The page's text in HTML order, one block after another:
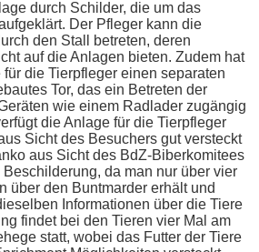
durch Schilder, die um das
Der Pfleger kann die
den Stall betreten, deren
auf die Anlagen bieten. Zudem hat
die Tierpfleger einen separaten
Tor, das ein Betreten der
wie einem Radlader zugängig
die Anlage für die Tierpfleger
Sicht des Besuchers gut versteckt
aus Sicht des BdZ-Biberkomitees
da man nur über vier
über den Buntmarder erhält und
Informationen über die Tiere
findet bei den Tieren vier Mal am
statt, wobei das Futter der Tiere